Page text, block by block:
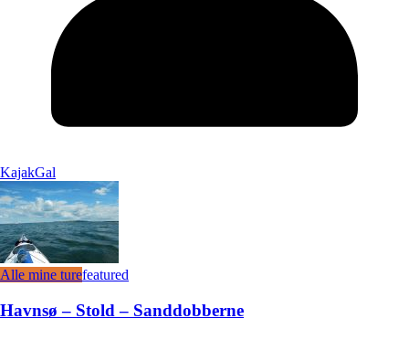
KajakGal
Alle mine turefeatured
Havnsø – Stold – Sanddobberne